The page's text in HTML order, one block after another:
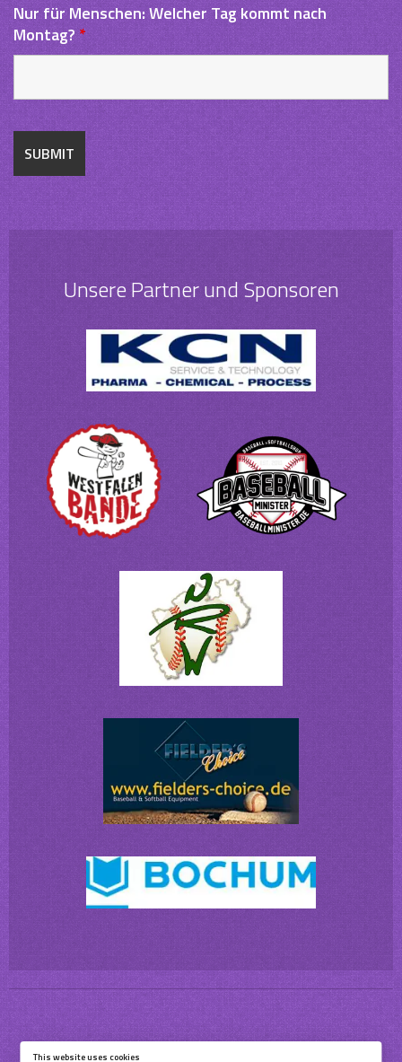
Nur für Menschen: Welcher Tag kommt nach
Montag? *
Unsere Partner und Sponsoren
This website uses cookies